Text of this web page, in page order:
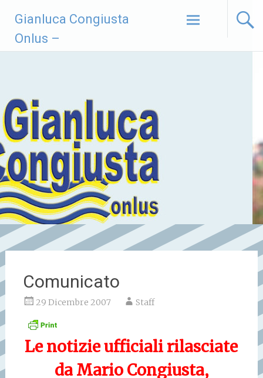
contenuto
Gianluca Congiusta
Onlus –
Comunicato
29 Dicembre 2007 Staff
Le notizie ufficiali rilasciate
da Mario Congiusta,